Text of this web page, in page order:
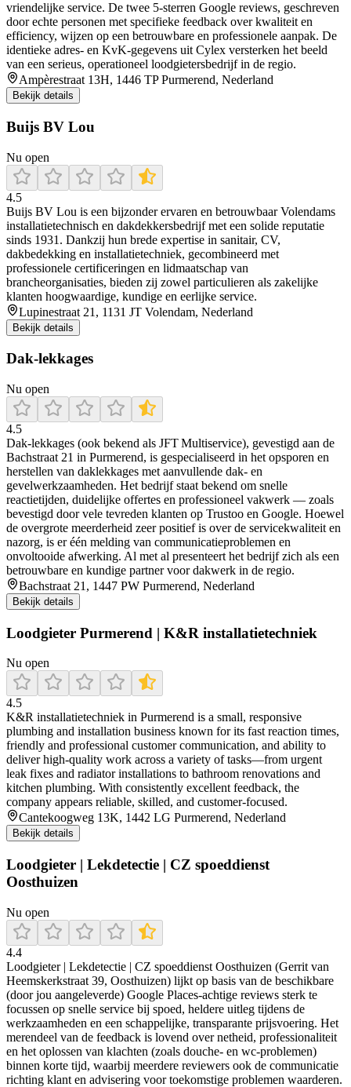
vriendelijke service. De twee 5‑sterren Google reviews, geschreven
door echte personen met specifieke feedback over kwaliteit en
efficiency, wijzen op een betrouwbare en professionele aanpak. De
identieke adres- en KvK‑gegevens uit Cylex versterken het beeld
van een serieus, operationeel loodgietersbedrijf in de regio.
Ampèrestraat 13H, 1446 TP Purmerend, Nederland
Bekijk details
Buijs BV Lou
Nu open
4.5
Buijs BV Lou is een bijzonder ervaren en betrouwbaar Volendams
installatietechnisch en dakdekkersbedrijf met een solide reputatie
sinds 1931. Dankzij hun brede expertise in sanitair, CV,
dakbedekking en installatietechniek, gecombineerd met
professionele certificeringen en lidmaatschap van
brancheorganisaties, bieden zij zowel particulieren als zakelijke
klanten hoogwaardige, kundige en eerlijke service.
Lupinestraat 21, 1131 JT Volendam, Nederland
Bekijk details
Dak-lekkages
Nu open
4.5
Dak‑lekkages (ook bekend als JFT Multiservice), gevestigd aan de
Bachstraat 21 in Purmerend, is gespecialiseerd in het opsporen en
herstellen van daklekkages met aanvullende dak- en
gevelwerkzaamheden. Het bedrijf staat bekend om snelle
reactietijden, duidelijke offertes en professioneel vakwerk — zoals
bevestigd door vele tevreden klanten op Trustoo en Google. Hoewel
de overgrote meerderheid zeer positief is over de servicekwaliteit en
nazorg, is er één melding van communicatieproblemen en
onvoltooide afwerking. Al met al presenteert het bedrijf zich als een
betrouwbare en kundige partner voor dakwerk in de regio.
Bachstraat 21, 1447 PW Purmerend, Nederland
Bekijk details
Loodgieter Purmerend | K&R installatietechniek
Nu open
4.5
K&R installatietechniek in Purmerend is a small, responsive
plumbing and installation business known for its fast reaction times,
friendly and professional customer communication, and ability to
deliver high-quality work across a variety of tasks—from urgent
leak fixes and radiator installations to bathroom renovations and
kitchen plumbing. With consistently excellent feedback, the
company appears reliable, skilled, and customer-focused.
Cantekoogweg 13K, 1442 LG Purmerend, Nederland
Bekijk details
Loodgieter | Lekdetectie | CZ spoeddienst
Oosthuizen
Nu open
4.4
Loodgieter | Lekdetectie | CZ spoeddienst Oosthuizen (Gerrit van
Heemskerkstraat 39, Oosthuizen) lijkt op basis van de beschikbare
(door jou aangeleverde) Google Places-achtige reviews sterk te
focussen op snelle service bij spoed, heldere uitleg tijdens de
werkzaamheden en een schappelijke, transparante prijsvoering. Het
merendeel van de feedback is lovend over netheid, professionaliteit
en het oplossen van klachten (zoals douche- en wc-problemen)
binnen korte tijd, waarbij meerdere reviewers ook de communicatie
richting klant en advisering voor toekomstige problemen waarderen.